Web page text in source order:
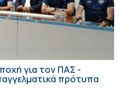
για τον ΠΑΣ -
πρότυπα